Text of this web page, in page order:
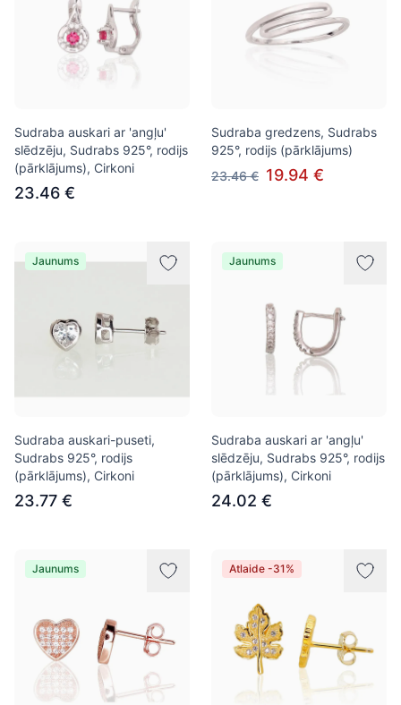
Sudraba auskari ar 'angļu'
slēdzēju, Sudrabs 925°, rodijs
(pārklājums), Cirkoni
23.46 €
Sudraba gredzens, Sudrabs
925°, rodijs (pārklājums)
23.46 € 19.94 €
Jaunums
Sudraba auskari-puseti,
Sudrabs 925°, rodijs
(pārklājums), Cirkoni
23.77 €
Jaunums
Sudraba auskari ar 'angļu'
slēdzēju, Sudrabs 925°, rodijs
(pārklājums), Cirkoni
24.02 €
Jaunums Atlaide -31%